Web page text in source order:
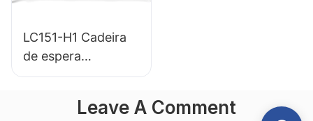
LC151-H1 Cadeira
de espera
ergonômica em PU
com estrutura deLeave A Comment